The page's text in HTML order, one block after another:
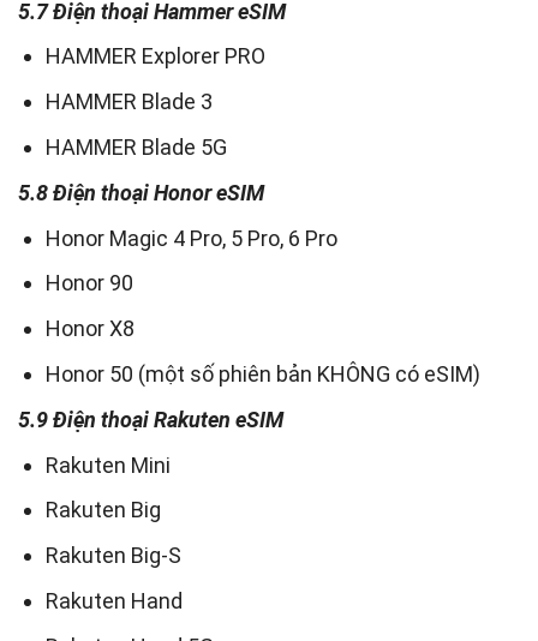
5.7 Điện thoại Hammer eSIM
HAMMER Explorer PRO
HAMMER Blade 3
HAMMER Blade 5G
5.8 Điện thoại Honor eSIM
Honor Magic 4 Pro, 5 Pro, 6 Pro
Honor 90
Honor X8
Honor 50 (một số phiên bản KHÔNG có eSIM)
5.9 Điện thoại Rakuten eSIM
Rakuten Mini
Rakuten Big
Rakuten Big-S
Rakuten Hand